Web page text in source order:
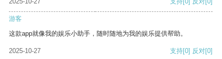
游客
这款app就像我的娱乐小助手，随时随地为我的娱乐提供帮助。
2025-10-27 支持[0] 反对[0]